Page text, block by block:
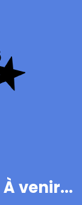
À venir...